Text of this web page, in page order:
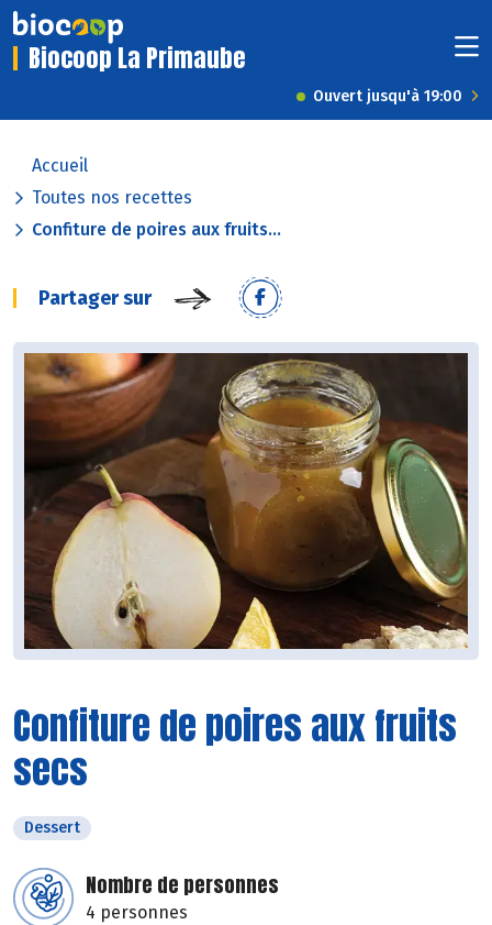
Biocoop La Primaube
Ouvert jusqu'à 19:00
Accueil
Toutes nos recettes
Confiture de poires aux fruits...
Partager sur
Confiture de poires aux fruits
secs
Dessert
Nombre de personnes
4 personnes